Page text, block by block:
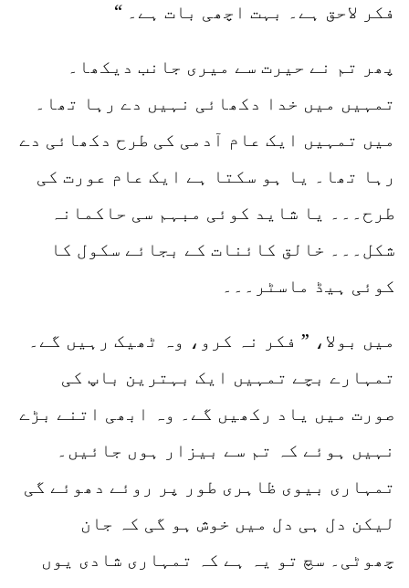
فکر لاحق ہے۔ بہت اچھی بات ہے۔ “
پھر تم نے حیرت سے میری جانب دیکھا۔
تمہیں میں خدا دکھائی نہیں دے رہا تھا۔
میں تمہیں ایک عام آدمی کی طرح دکھائی دے
رہا تھا۔ یا ہو سکتا ہے ایک عام عورت کی
طرح۔۔۔ یا شاید کوئی مبہم سی حاکمانہ
شکل۔۔۔ خالق کائنات کے بجائے سکول کا
کوئی ہیڈ ماسٹر۔۔۔
میں بولا، ” فکر نہ کرو، وہ ٹھیک رہیں گے۔
تمہارے بچے تمہیں ایک بہترین باپ کی
صورت میں یاد رکھیں گے۔ وہ ابھی اتنے بڑے
نہیں ہوئے کہ تم سے بیزار ہوں جائیں۔
تمہاری بیوی ظاہری طور پر روئے دھوئے گی
لیکن دل ہی دل میں خوش ہو گی کہ جان
چھوٹی۔ سچ تو یہ ہے کہ تمہاری شادی یوں